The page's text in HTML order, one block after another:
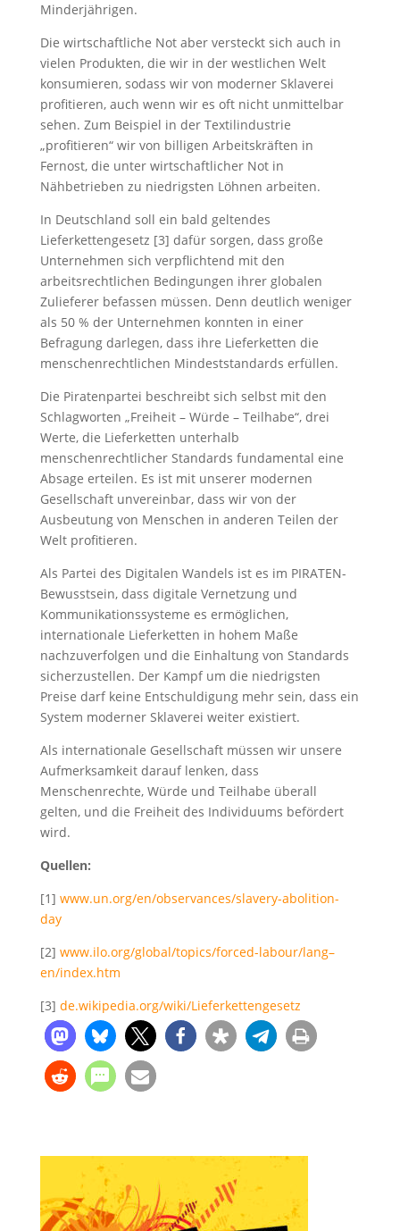
Minderjährigen.
Die wirtschaftliche Not aber versteckt sich auch in
vielen Produkten, die wir in der westlichen Welt
konsumieren, sodass wir von moderner Sklaverei
profitieren, auch wenn wir es oft nicht unmittelbar
sehen. Zum Beispiel in der Textilindustrie
„profitieren“ wir von billigen Arbeitskräften in
Fernost, die unter wirtschaftlicher Not in
Nähbetrieben zu niedrigsten Löhnen arbeiten.
In Deutschland soll ein bald geltendes
Lieferkettengesetz [3] dafür sorgen, dass große
Unternehmen sich verpflichtend mit den
arbeitsrechtlichen Bedingungen ihrer globalen
Zulieferer befassen müssen. Denn deutlich weniger
als 50 % der Unternehmen konnten in einer
Befragung darlegen, dass ihre Lieferketten die
menschenrechtlichen Mindeststandards erfüllen.
Die Piratenpartei beschreibt sich selbst mit den
Schlagworten „Freiheit – Würde – Teilhabe“, drei
Werte, die Lieferketten unterhalb
menschenrechtlicher Standards fundamental eine
Absage erteilen. Es ist mit unserer modernen
Gesellschaft unvereinbar, dass wir von der
Ausbeutung von Menschen in anderen Teilen der
Welt profitieren.
Als Partei des Digitalen Wandels ist es im PIRATEN-
Bewusstsein, dass digitale Vernetzung und
Kommunikationssysteme es ermöglichen,
internationale Lieferketten in hohem Maße
nachzuverfolgen und die Einhaltung von Standards
sicherzustellen. Der Kampf um die niedrigsten
Preise darf keine Entschuldigung mehr sein, dass ein
System moderner Sklaverei weiter existiert.
Als internationale Gesellschaft müssen wir unsere
Aufmerksamkeit darauf lenken, dass
Menschenrechte, Würde und Teilhabe überall
gelten, und die Freiheit des Individuums befördert
wird.
Quellen:
[1] www.un.org/en/observances/slavery-abolition-
day
[2] www.ilo.org/global/topics/forced-labour/lang–
en/index.htm
[3] de.wikipedia.org/wiki/Lieferkettengesetz